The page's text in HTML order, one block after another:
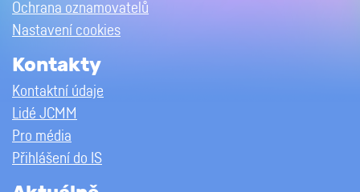
Ochrana oznamovatelů
Nastavení cookies
Kontakty
Kontaktní údaje
Lidé JCMM
Pro média
Přihlášení do IS